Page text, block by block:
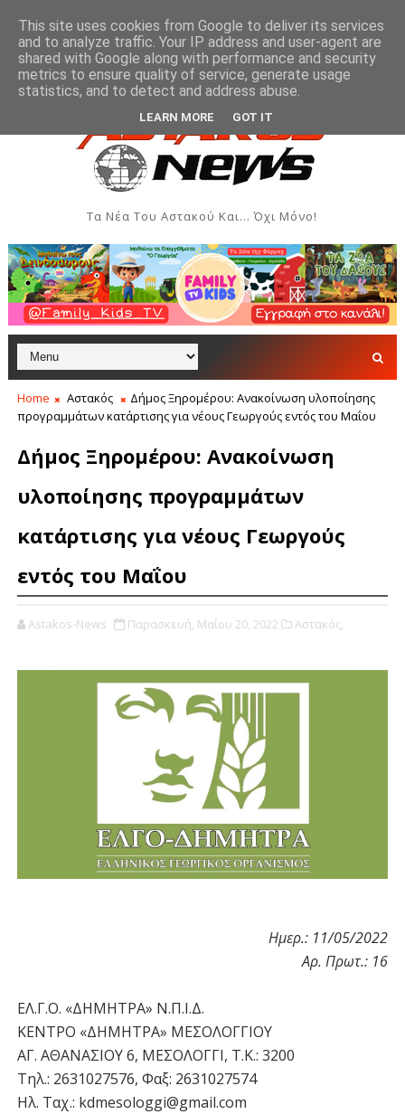
Δημιουργιών του Συλλόγου Γυναικών Αστακού ΠΟΛΙΤΙΣΜΌΣ
Τα Νέα Του Αστακού Και... Όχι Μόνο!
Home Αστακός
Δήμος Ξηρομέρου: Ανακοίνωση υλοποίησης
προγραμμάτων κατάρτισης για νέους Γεωργούς εντός του Μαΐου
Δήμος Ξηρομέρου: Ανακοίνωση
υλοποίησης προγραμμάτων
κατάρτισης για νέους Γεωργούς
εντός του Μαΐου
Astakos-News Παρασκευή, Μαΐου 20, 2022 Αστακός,
Ημερ.: 11/05/2022
Αρ. Πρωτ.: 16
ΕΛ.Γ.Ο. «ΔΗΜΗΤΡΑ» Ν.Π.Ι.Δ.
ΚΕΝΤΡΟ «ΔΗΜΗΤΡΑ» ΜΕΣΟΛΟΓΓΙΟΥ
ΑΓ. ΑΘΑΝΑΣΙΟΥ 6, ΜΕΣΟΛΟΓΓΙ, Τ.Κ.: 3200
Τηλ.: 2631027576, Φαξ: 2631027574
Ηλ. Ταχ.: kdmesologgi@gmail.com
This site uses cookies from Google to deliver its services
and to analyze traffic. Your IP address and user-agent are
shared with Google along with performance and security
metrics to ensure quality of service, generate usage
statistics, and to detect and address abuse.
LEARN MORE GOT IT